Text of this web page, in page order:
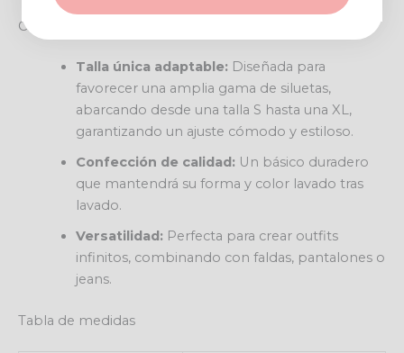
Características destacadas
Talla única adaptable: Diseñada para
favorecer una amplia gama de siluetas,
abarcando desde una talla S hasta una XL,
garantizando un ajuste cómodo y estiloso.
Confección de calidad: Un básico duradero
que mantendrá su forma y color lavado tras
lavado.
Versatilidad: Perfecta para crear outfits
infinitos, combinando con faldas, pantalones o
jeans.
Tabla de medidas